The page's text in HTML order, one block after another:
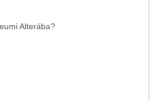
Alterába?